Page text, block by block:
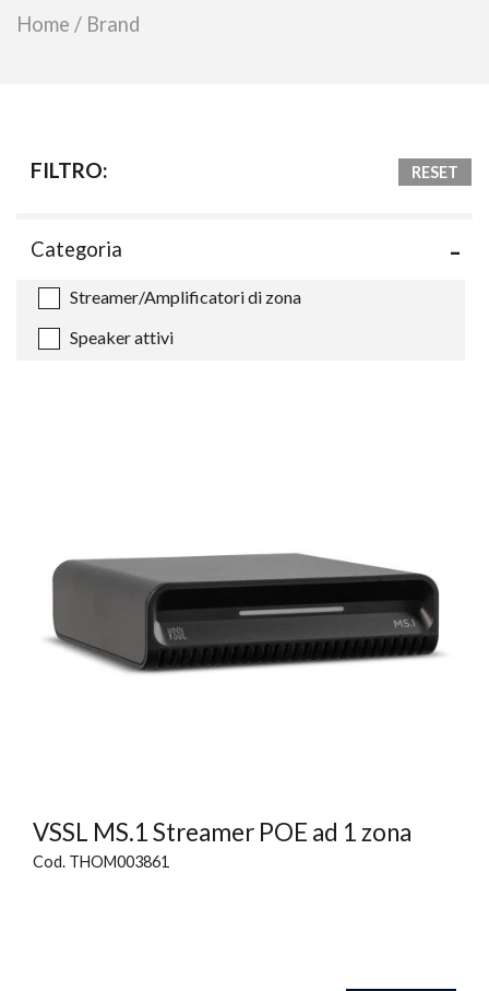
Home / Brand
FILTRO: RESET
Categoria
Streamer/Amplificatori di zona
Speaker attivi
VSSL MS.1 Streamer POE ad 1 zona
Cod. THOM003861